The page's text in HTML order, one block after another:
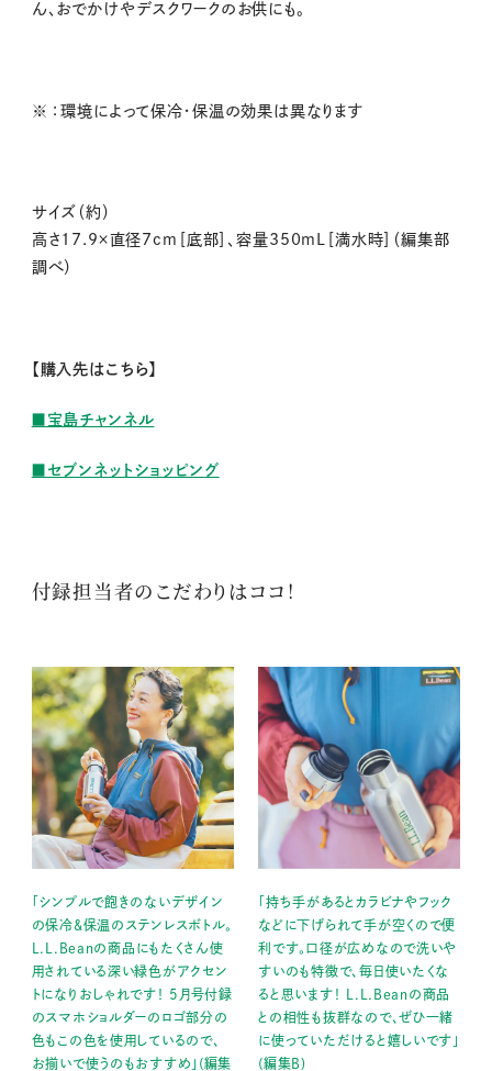
ん、おでかけやデスクワークのお供にも。
※ ：環境によって保冷・保温の効果は異なります
サイズ（約）
高さ17.9×直径7cm［底部］、容量350mL［満水時］（編集部
調べ）
【購入先はこちら】
■宝島チャンネル
■セブンネットショッピング
付録担当者のこだわりはココ！
「シンプルで飽きのないデザイン
の保冷&保温のステンレスボトル。
L.L.Beanの商品にもたくさん使
用されている深い緑色がアクセン
トになりおしゃれです！ 5月号付録
のスマホショルダーのロゴ部分の
色もこの色を使用しているので、
お揃いで使うのもおすすめ」(編集
「持ち手があるとカラビナやフック
などに下げられて手が空くので便
利です。口径が広めなので洗いや
すいのも特徴で、毎日使いたくな
ると思います！ L.L.Beanの商品
との相性も抜群なので、ぜひ一緒
に使っていただけると嬉しいです」
(編集B)